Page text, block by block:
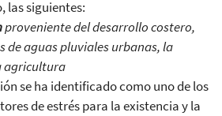
las siguientes:
proveniente del desarrollo costero,
de aguas pluviales urbanas, la
agricultura
se ha identificado como uno de los
de estrés para la existencia y la